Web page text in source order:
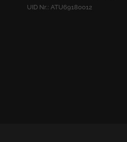
UID Nr.: ATU69180012